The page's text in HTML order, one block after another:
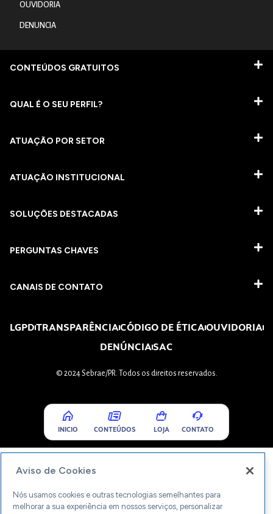
OUVIDORIA
DENUNCIA
CONTEÚDOS GRATUITOS
QUAL É O SEU PERFIL?
ATUAÇÃO POR SETOR
ATUAÇÃO INSTITUCIONAL
SOLUÇÕES DESTACADAS
PERGUNTAS CHAVES​
CANAIS DE CONTATO
LGPDTRANSPARÊNCIACÓDIGO DE ÉTICAOUVIDORIA
DENÚNCIASAC
© 2024 Sebrae/PR. Todos os direitos reservados.
INICIO CONTEÚDOS LOJA CONTATO
Aviso de Cookies
Nós usamos cookies e outras tecnologias semelhantes para
melhorar a sua experiência em nossos serviços, personalizar